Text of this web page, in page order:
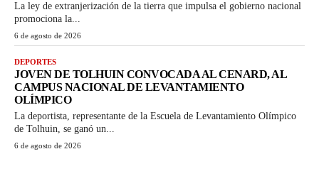
La ley de extranjerización de la tierra que impulsa el gobierno nacional
promociona la...
6 de agosto de 2026
DEPORTES
JOVEN DE TOLHUIN CONVOCADA AL CENARD, AL
CAMPUS NACIONAL DE LEVANTAMIENTO
OLÍMPICO
La deportista, representante de la Escuela de Levantamiento Olímpico
de Tolhuin, se ganó un...
6 de agosto de 2026